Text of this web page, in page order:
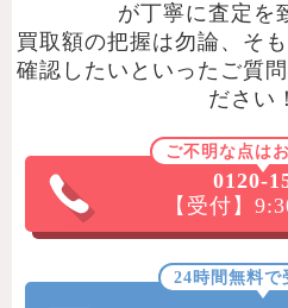
が丁寧に査定を
買取額の把握は勿論、そ
確認したいといったご質
ださい！
ご不明な点は
0120-
【受付】
24時間無料で